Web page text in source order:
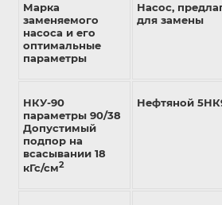
Марка
заменяемого
насоса и его
оптимальные
параметры
Насос,
для замены
НКУ-90
параметры 90/38
Допустимый
подпор на
всасывании 18
кГс/см2
Нефтяной